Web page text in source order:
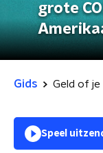
grote
Gids
Speel